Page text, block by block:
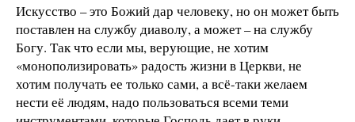
Искусство – это Божий дар человеку, но он может быть
поставлен на службу диаволу, а может – на службу
Богу. Так что если мы, верующие, не хотим
«монополизировать» радость жизни в Церкви, не
хотим получать ее только сами, а всё-таки желаем
нести её людям, надо пользоваться всеми теми